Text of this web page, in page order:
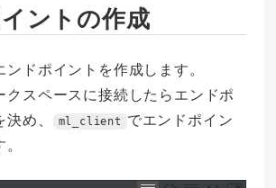
ントの作成
ドポイントを作成します。
クスペースに接続したらエンドポ
め、
ml_client
でエンドポイン